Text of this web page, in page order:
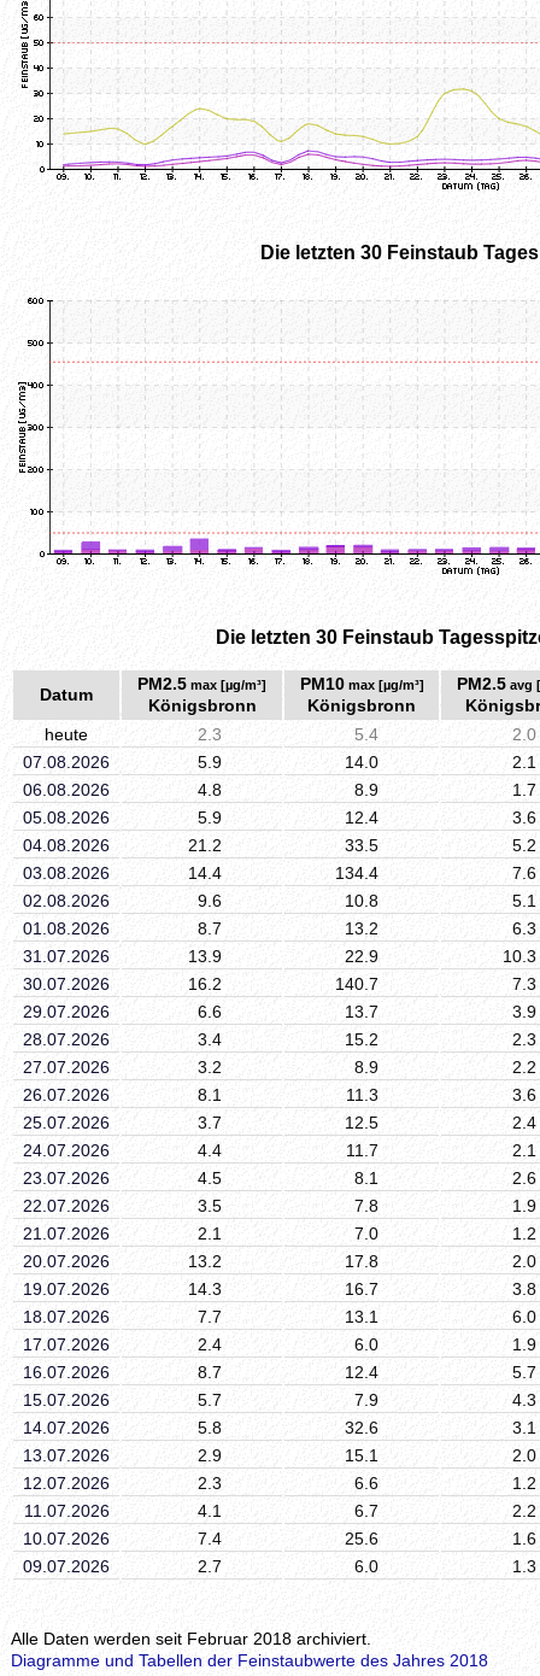
Die letzten 30 Feinstaub
Die letzten 30 Feinstaub
Datum
PM2.5 max [µg/m³]
Königsbronn
PM10max [µg/m³]
Königsbronn
PM2.5avg
heute
2.3 5.4
2.0
07.08.2026
5.9 14.0
2.1
06.08.2026
4.8 8.9
1.7
05.08.2026
5.9 12.4
3.6
04.08.2026
21.2 33.5
5.2
03.08.2026
14.4 134.4
7.6
02.08.2026
9.6 10.8
5.1
01.08.2026
8.7 13.2
6.3
31.07.2026
13.9 22.9
10.3
30.07.2026
16.2 140.7
7.3
29.07.2026
6.6 13.7
3.9
28.07.2026
3.4 15.2
2.3
27.07.2026
3.2 8.9
2.2
26.07.2026
8.1 11.3
3.6
25.07.2026
3.7 12.5
2.4
24.07.2026
4.4 11.7
2.1
23.07.2026
4.5 8.1
2.6
22.07.2026
3.5 7.8
1.9
21.07.2026
2.1 7.0
1.2
20.07.2026
13.2 17.8
2.0
19.07.2026
14.3 16.7
3.8
18.07.2026
7.7 13.1
6.0
17.07.2026
2.4 6.0
1.9
16.07.2026
8.7 12.4
5.7
15.07.2026
5.7 7.9
4.3
14.07.2026
5.8 32.6
3.1
13.07.2026
2.9 15.1
2.0
12.07.2026
2.3 6.6
1.2
11.07.2026
4.1 6.7
2.2
10.07.2026
7.4 25.6
1.6
09.07.2026
2.7 6.0 1.3
Alle Daten werden seit Februar 2018 archiviert.
Diagramme und Tabellen der Feinstaubwerte des Jahres 2018